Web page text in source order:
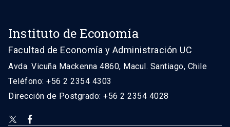
Instituto de Economía
Facultad de Economía y Administración UC
Avda. Vicuña Mackenna 4860, Macul. Santiago, Chile
Teléfono: +56 2 2354 4303
Dirección de Postgrado: +56 2 2354 4028